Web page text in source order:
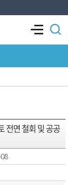
전면 철회 및 공공